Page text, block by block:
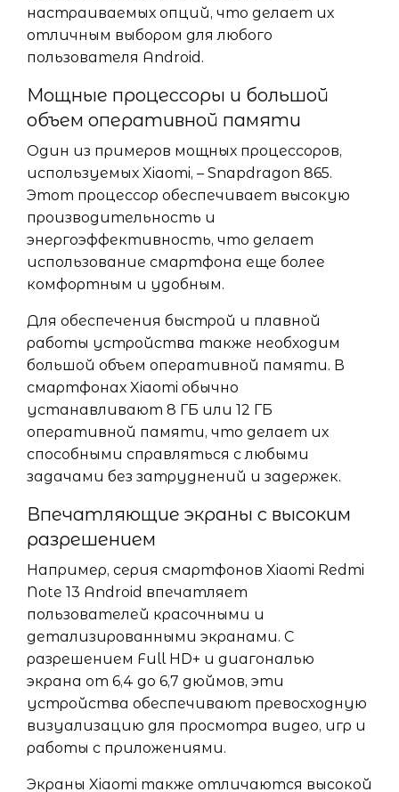
настраиваемых опций, что делает их
отличным выбором для любого
пользователя Android.
Мощные процессоры и большой
объем оперативной памяти
Один из примеров мощных процессоров,
используемых Xiaomi, – Snapdragon 865.
Этот процессор обеспечивает высокую
производительность и
энергоэффективность, что делает
использование смартфона еще более
комфортным и удобным.
Для обеспечения быстрой и плавной
работы устройства также необходим
большой объем оперативной памяти. В
смартфонах Xiaomi обычно
устанавливают 8 ГБ или 12 ГБ
оперативной памяти, что делает их
способными справляться с любыми
задачами без затруднений и задержек.
Впечатляющие экраны с высоким
разрешением
Например, серия смартфонов Xiaomi Redmi
Note 13 Android впечатляет
пользователей красочными и
детализированными экранами. С
разрешением Full HD+ и диагональю
экрана от 6,4 до 6,7 дюймов, эти
устройства обеспечивают превосходную
визуализацию для просмотра видео, игр и
работы с приложениями.
Экраны Xiaomi также отличаются высокой